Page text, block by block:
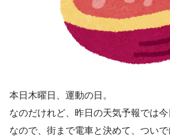
本日木曜日、運動の日。
なのだけれど、昨日の天気予報では今
なので、街まで電車と決めて、つい